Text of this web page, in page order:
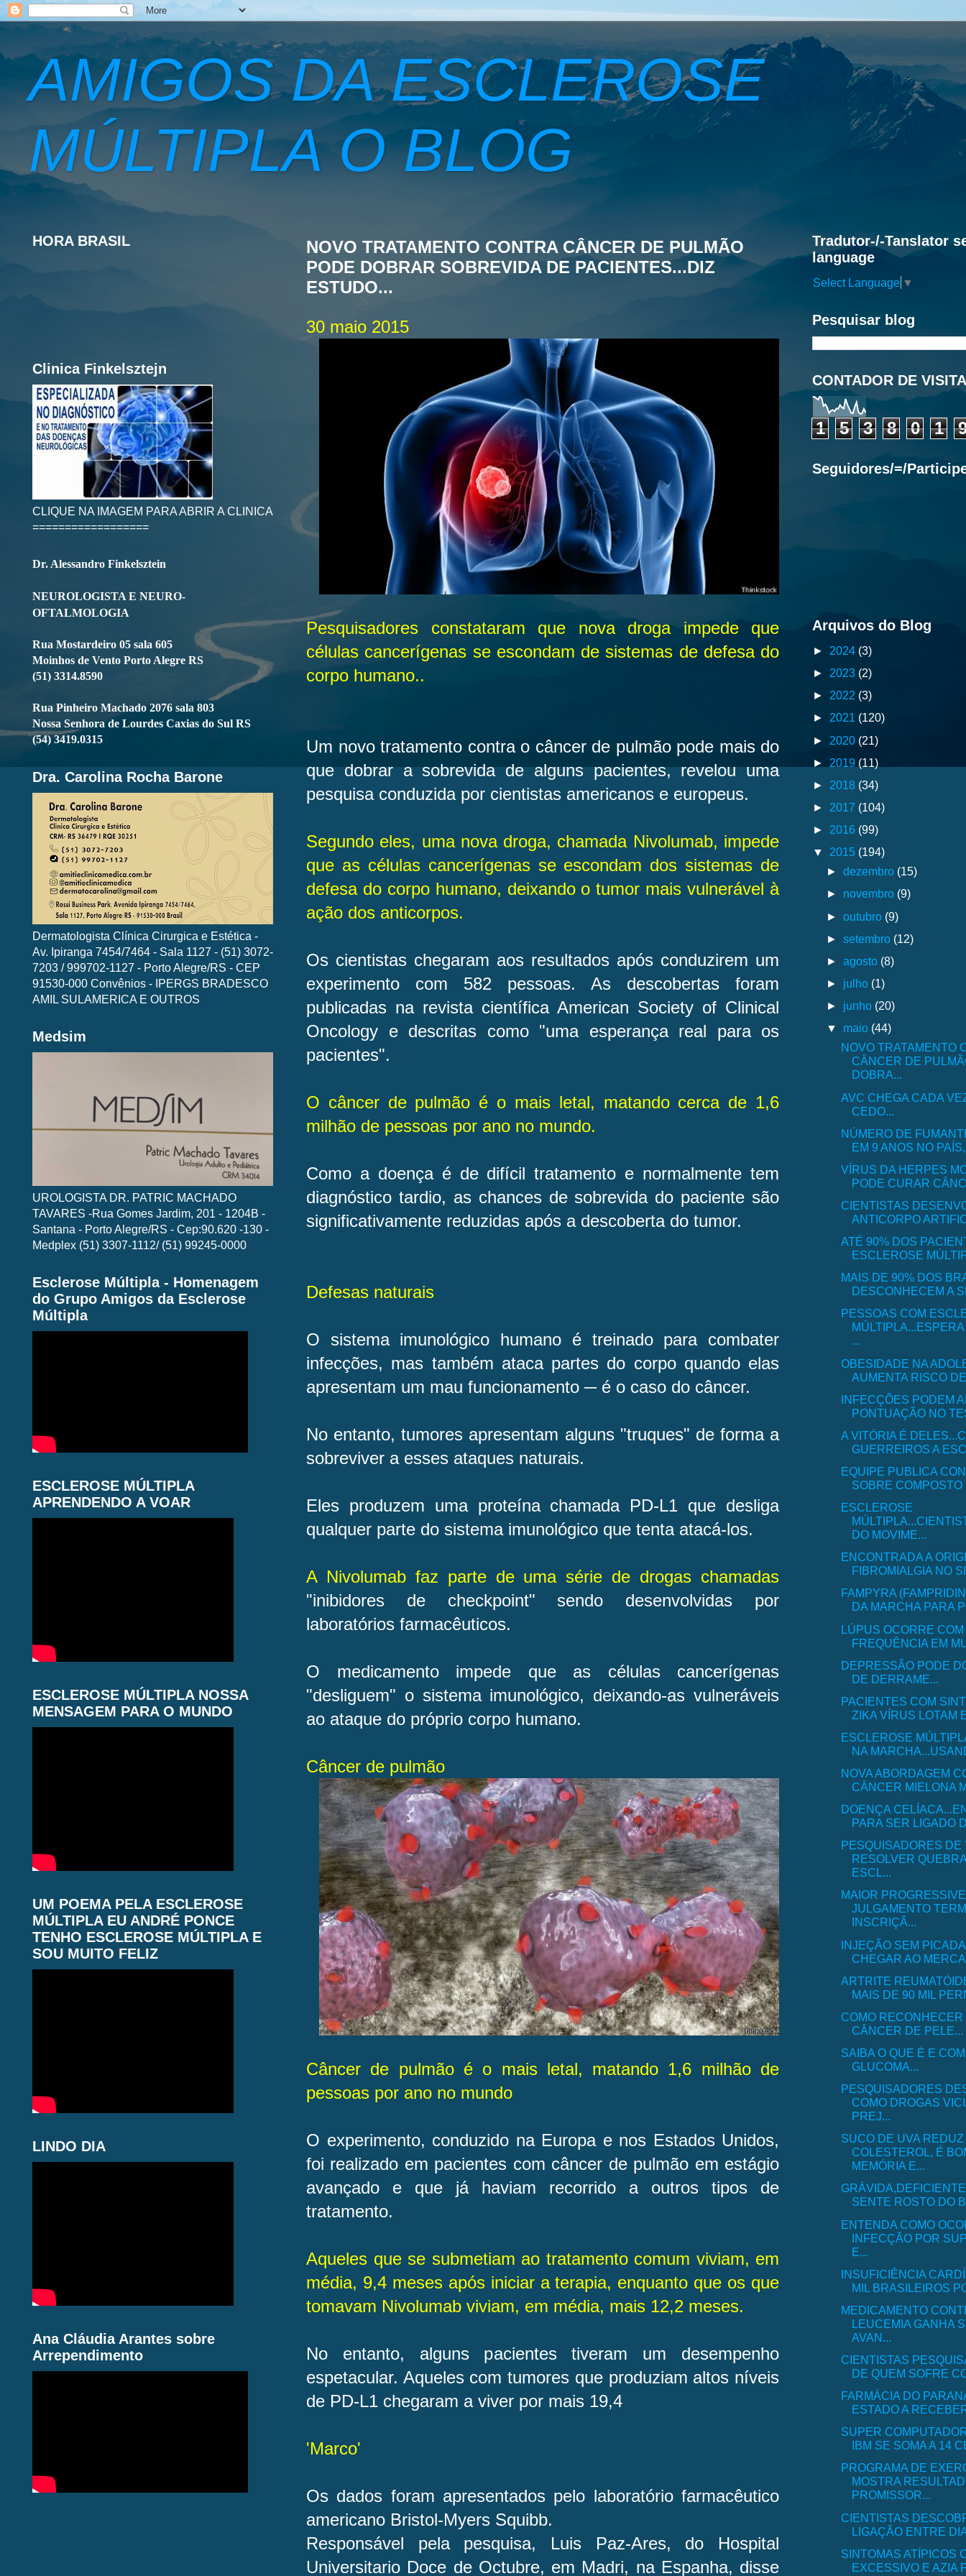
AMIGOS DA ESCLEROSE
MÚLTIPLA O BLOG
NOVO TRATAMENTO CONTRA CÂNCER DE PULMÃO
PODE DOBRAR SOBREVIDA DE PACIENTES...DIZ
ESTUDO...
30 maio 2015
Pesquisadores constataram que nova droga impede que
células cancerígenas se escondam de sistemas de defesa do
corpo humano..
Um novo tratamento contra o câncer de pulmão pode mais do
que dobrar a sobrevida de alguns pacientes, revelou uma
pesquisa conduzida por cientistas americanos e europeus.
Segundo eles, uma nova droga, chamada Nivolumab, impede
que as células cancerígenas se escondam dos sistemas de
defesa do corpo humano, deixando o tumor mais vulnerável à
ação dos anticorpos.
Os cientistas chegaram aos resultados após conduzirem um
experimento com 582 pessoas. As descobertas foram
publicadas na revista científica American Society of Clinical
Oncology e descritas como "uma esperança real para os
pacientes".
O câncer de pulmão é o mais letal, matando cerca de 1,6
milhão de pessoas por ano no mundo.
Como a doença é de difícil tratamento e normalmente tem
diagnóstico tardio, as chances de sobrevida do paciente são
significativamente reduzidas após a descoberta do tumor.
Defesas naturais
O sistema imunológico humano é treinado para combater
infecções, mas também ataca partes do corpo quando elas
apresentam um mau funcionamento ─ é o caso do câncer.
No entanto, tumores apresentam alguns "truques" de forma a
sobreviver a esses ataques naturais.
Eles produzem uma proteína chamada PD-L1 que desliga
qualquer parte do sistema imunológico que tenta atacá-los.
A Nivolumab faz parte de uma série de drogas chamadas
"inibidores de checkpoint" sendo desenvolvidas por
laboratórios farmacêuticos.
O medicamento impede que as células cancerígenas
"desliguem" o sistema imunológico, deixando-as vulneráveis
ao ataque do próprio corpo humano.
Câncer de pulmão
Câncer de pulmão é o mais letal, matando 1,6 milhão de
pessoas por ano no mundo
O experimento, conduzido na Europa e nos Estados Unidos,
foi realizado em pacientes com câncer de pulmão em estágio
avançado e que já haviam recorrido a outros tipos de
tratamento.
Aqueles que se submetiam ao tratamento comum viviam, em
média, 9,4 meses após iniciar a terapia, enquanto que os que
tomavam Nivolumab viviam, em média, mais 12,2 meses.
No entanto, alguns pacientes tiveram um desempenho
espetacular. Aqueles com tumores que produziam altos níveis
de PD-L1 chegaram a viver por mais 19,4
'Marco'
Os dados foram apresentados pelo laboratório farmacêutico
americano Bristol-Myers Squibb.
Responsável pela pesquisa, Luis Paz-Ares, do Hospital
Universitario Doce de Octubre, em Madri, na Espanha, disse
HORA BRASIL
Clinica Finkelsztejn
CLIQUE NA IMAGEM PARA ABRIR A CLINICA
==================
Dr. Alessandro Finkelsztein
NEUROLOGISTA E NEURO-
OFTALMOLOGIA
Rua Mostardeiro 05 sala 605
Moinhos de Vento Porto Alegre RS
(51) 3314.8590
Rua Pinheiro Machado 2076 sala 803
Nossa Senhora de Lourdes Caxias do Sul RS
(54) 3419.0315
Dra. Carolina Rocha Barone
Dermatologista Clínica Cirurgica e Estética -
Av. Ipiranga 7454/7464 - Sala 1127 - (51) 3072-
7203 / 999702-1127 - Porto Alegre/RS - CEP
91530-000 Convênios - IPERGS BRADESCO
AMIL SULAMERICA E OUTROS
Medsim
UROLOGISTA DR. PATRIC MACHADO
TAVARES -Rua Gomes Jardim, 201 - 1204B -
Santana - Porto Alegre/RS - Cep:90.620 -130 -
Medplex (51) 3307-1112/ (51) 99245-0000
Esclerose Múltipla - Homenagem
do Grupo Amigos da Esclerose
Múltipla
ESCLEROSE MÚLTIPLA
APRENDENDO A VOAR
ESCLEROSE MÚLTIPLA NOSSA
MENSAGEM PARA O MUNDO
UM POEMA PELA ESCLEROSE
MÚLTIPLA EU ANDRÉ PONCE
TENHO ESCLEROSE MÚLTIPLA E
SOU MUITO FELIZ
LINDO DIA
Ana Cláudia Arantes sobre
Arrependimento
Tradutor-/-Tanslator
language
Select Language ▼
Pesquisar blog
CONTADOR DE
1 5 3 8 0 1
Seguidores/=/
Arquivos do Blog
► 2024 (3)
► 2023 (2)
► 2022 (3)
► 2021 (120)
► 2020 (21)
► 2019 (11)
► 2018 (34)
► 2017 (104)
► 2016 (99)
▼ 2015 (194)
►dezembro (15)
► novembro (9)
►outubro (9)
►setembro (12)
►agosto (8)
► julho (1)
► junho (20)
▼ maio (44)
NOVO TRATAMENTO
CÂNCER DE
DOBRA...
AVC CHEGA CADA
CEDO...
NÚMERO DE
EM 9 ANOS NO
VÍRUS DA HERPES
PODE CURAR
CIENTISTAS
ANTICORPO
ATÉ 90% DOS
ESCLEROSE
MAIS DE 90% DOS
DESCONHECEM A
PESSOAS COM
...
OBESIDADE NA
AUMENTA RISCO
INFECÇÕES PODEM
PONTUAÇÃO NO
A VITÓRIA É
GUERREIROS A
EQUIPE PUBLICA
SOBRE
ESCLEROSE
DO MOVIME...
ENCONTRADA A
FIBROMIALGIA NO
FAMPYRA
DA MARCHA PARA
LÚPUS OCORRE
FREQUÊNCIA EM
DEPRESSÃO PODE
DE DERRAME...
PACIENTES COM
ZIKA VÍRUS LOTAM
ESCLEROSE
NA
NOVA ABORDAGEM
CÂNCER MIELONA
DOENÇA
PARA SER LIGADO
PESQUISADORES DE
RESOLVER
ESCL...
MAIOR
JULGAMENTO
INSCRIÇÃ...
INJEÇÃO SEM
CHEGAR AO
ARTRITE
MAIS DE 90 MIL
COMO
CÂNCER DE PELE...
SAIBA O QUE É E
GLUCOMA...
PESQUISADORES
COMO DROGAS
PREJ...
SUCO DE UVA REDUZ
COLESTEROL, É
MEMÓRIA E...
SENTE ROSTO DO
ENTENDA COMO
INFECÇÃO POR
E...
INSUFICIÊNCIA
MIL BRASILEIROS
MEDICAMENTO
LEUCEMIA GANHA
AVAN...
CIENTISTAS
DE QUEM SOFRE
FARMÁCIA DO
ESTADO A
SUPER
IBM SE SOMA A 14
PROGRAMA DE
MOSTRA
PROMISSOR...
CIENTISTAS
LIGAÇÃO ENTRE
SINTOMAS ATÍPICOS
EXCESSIVO E AZIA